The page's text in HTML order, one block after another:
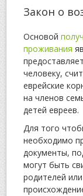
Закон о
Основой
проживания
человеку,
еврейские
на членов
детей евреев.
Для того
необходимо
документы,
могут быть
родителей